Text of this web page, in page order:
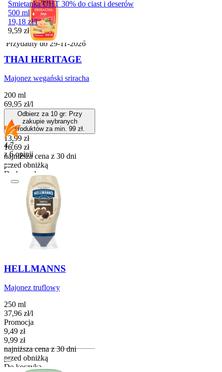
Śmietanka UHT 30% do ciast i deserów
500 ml
19,18 zł/l
Cena
9,59 zł
Przydatny do29-11-2026
THAI HERITAGE
Majonez wegański sriracha
200 ml
69,95 zł/l
Odbierz za 10 gr: Przy
zakupie wybranych
produktów za min. 99 zł.
Cena promocyjna
13,99 zł
16,69 zł
najniższa cena z 30 dni
przed obniżką
Do koszyka
4.7
z 6 opinii
HELLMANNS
Majonez truflowy
250 ml
37,96 zł/l
Promocja
Cena promocyjna
9,49 zł
9,99 zł
najniższa cena z 30 dni
przed obniżką
Do koszyka